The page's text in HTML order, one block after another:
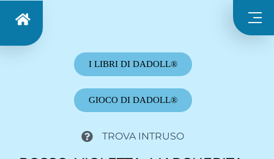
I LIBRI DI DADOLL®
GIOCO DI DADOLL®
TROVA INTRUSO